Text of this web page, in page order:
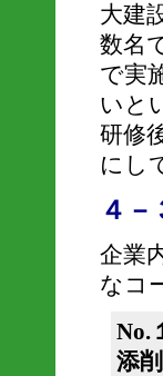
大建
数名
で実
いと
研修
にし
４
企業
なコ
No.
添削